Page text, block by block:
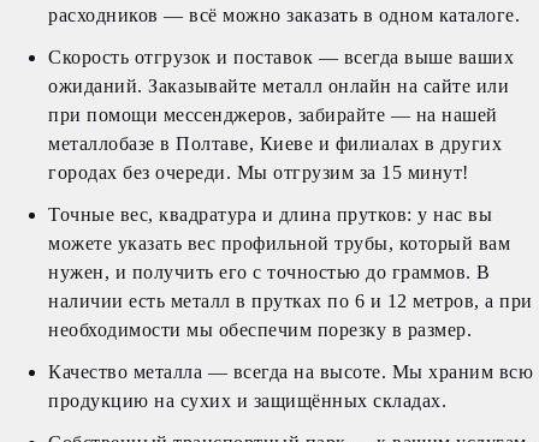
расходников — всё можно заказать в одном каталоге.
Скорость отгрузок и поставок — всегда выше ваших
ожиданий. Заказывайте металл онлайн на сайте или
при помощи мессенджеров, забирайте — на нашей
металлобазе в Полтаве, Киеве и филиалах в других
городах без очереди. Мы отгрузим за 15 минут!
Точные вес, квадратура и длина прутков: у нас вы
можете указать вес профильной трубы, который вам
нужен, и получить его с точностью до граммов. В
наличии есть металл в прутках по 6 и 12 метров, а при
необходимости мы обеспечим порезку в размер.
Качество металла — всегда на высоте. Мы храним всю
продукцию на сухих и защищённых складах.